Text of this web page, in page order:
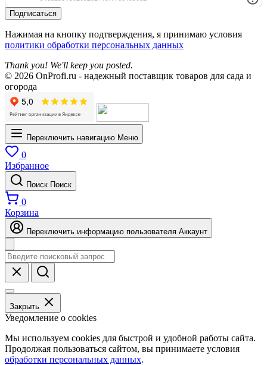
Подписаться
Нажимая на кнопку подтверждения, я принимаю условия
политики обработки персональных данных
Thank you! We'll keep you posted.
© 2026 OnProfi.ru - надежный поставщик товаров для сада и
огорода
Переключить навигацию Меню
0
Избранное
Поиск Поиск
0
Корзина
Переключить информацию пользователя Аккаунт
Закрыть
Уведомление о cookies
Мы используем cookies для быстрой и удобной работы сайта.
Продолжая пользоваться сайтом, вы принимаете условия
обработки персональных данных.